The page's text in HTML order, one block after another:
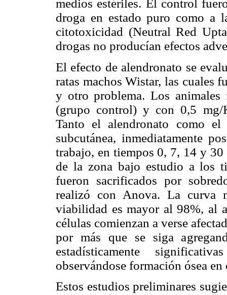
medios estériles. El control
droga en estado puro como a
citotoxicidad (Neutral Red
drogas no producían efectos
El efecto de alendronato se
ratas machos Wistar, las cuales
y otro problema. Los
(grupo control) y con 0,5 mg/
Tanto el alendronato como
subcutánea, inmediatamente
trabajo, en tiempos 0, 7, 14 y
de la zona bajo estudio a los
fueron sacrificados por
realizó con Anova. La curva
viabilidad es mayor al 98%, al
células comienzan a verse
por más que se siga
estadísticamente
observándose formación ósea
Estos estudios preliminares